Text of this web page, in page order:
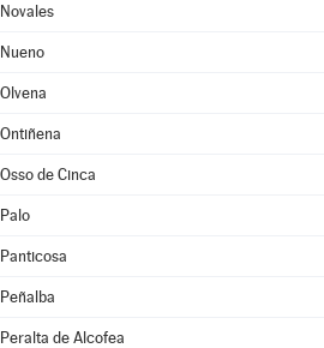
Novales
Nueno
Olvena
Ontiñena
Osso de Cinca
Palo
Panticosa
Peñalba
Peralta de Alcofea